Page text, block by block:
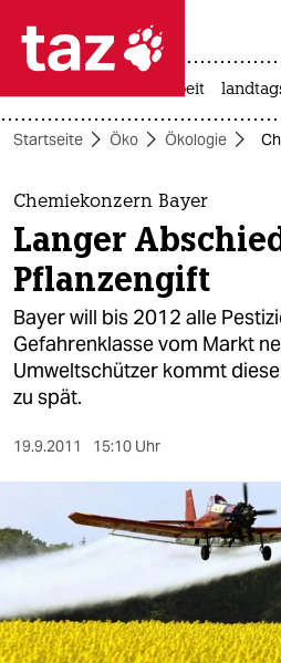
 taz zahl ich
taz zahl ich
themen
politik
öko
gesellschaft
kultur
sport
nord
wahrheit
verlag
arbeit
Startseite Öko Ökologie
Chemiekonzern Bayer
Langer
Pflanzengift
Bayer will bis 2012 alle
Gefahrenklasse vom Markt
Umweltschützer kommt
zu spät.
19.9.2011 15:10 Uhr